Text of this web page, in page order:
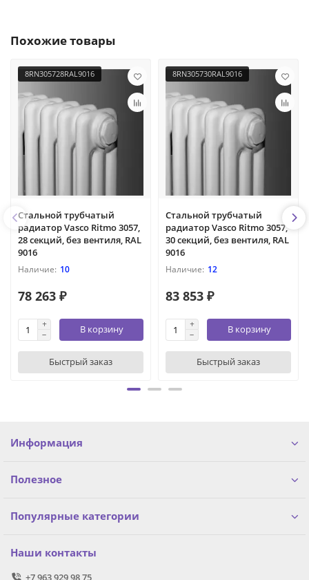
Похожие товары
8RN305728RAL9016
Cтальной трубчатый
радиатор Vasco Ritmo 3057,
28 секций, без вентиля, RAL
9016
10
78 263 ₽
В корзину
Быстрый заказ
8RN305730RAL9016
Cтальной трубчатый
радиатор Vasco Ritmo 3057,
30 секций, без вентиля, RAL
9016
12
83 853 ₽
В корзину
Быстрый заказ
Информация
Полезное
Популярные категории
Наши контакты
+7 963 929 98 75